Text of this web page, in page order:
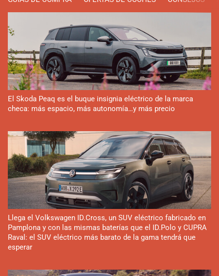
El Skoda Peaq es el buque insignia eléctrico de la marca
checa: más espacio, más autonomía…y más precio
Llega el Volkswagen ID.Cross, un SUV eléctrico fabricado en
Pamplona y con las mismas baterías que el ID.Polo y CUPRA
Raval: el SUV eléctrico más barato de la gama tendrá que
esperar